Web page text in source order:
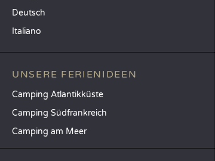
Deutsch
Italiano
UNSERE FERIENIDEEN
Camping Atlantikküste
Camping Südfrankreich
Camping am Meer